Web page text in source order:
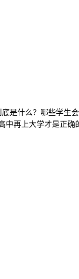
是什么？哪些学生
中再上大学才是正确